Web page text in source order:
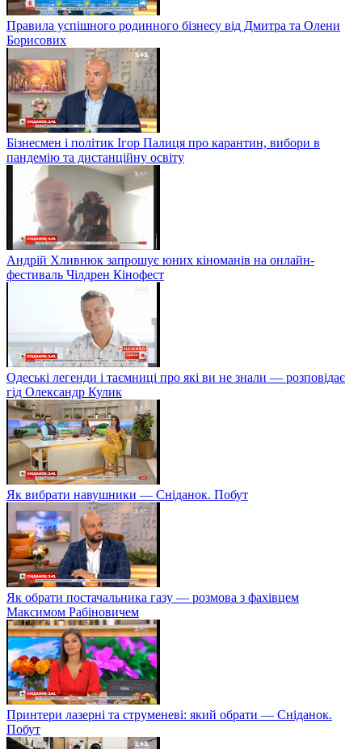
Правила успішного родинного бізнесу від Дмитра та Олени
Борисових
Бізнесмен і політик Ігор Палиця про карантин, вибори в
пандемію та дистанційну освіту
Андрій Хливнюк запрошує юних кіноманів на онлайн-
фестиваль Чілдрен Кінофест
Одеські легенди і таємниці про які ви не знали — розповідає
гід Олександр Кулик
Як вибрати навушники — Сніданок. Побут
Як обрати постачальника газу — розмова з фахівцем
Максимом Рабіновичем
Принтери лазерні та струменеві: який обрати — Сніданок.
Побут